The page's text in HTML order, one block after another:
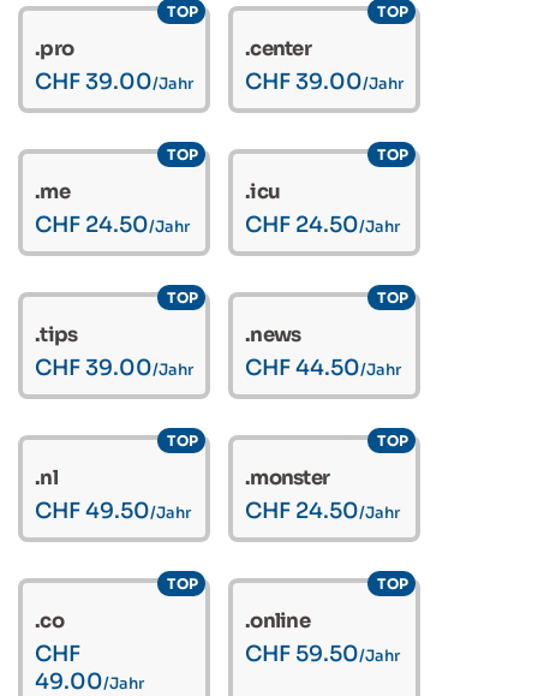
.pro
CHF 39.00/Jahr
TOP
.center
CHF 39.00/Jahr
TOP
.me
CHF 24.50/Jahr
TOP
.icu
CHF 24.50/Jahr
TOP
.tips
CHF 39.00/Jahr
TOP
.news
CHF 44.50/Jahr
TOP
.nl
CHF 49.50/Jahr
TOP
.monster
CHF 24.50/Jahr
TOP
.co
CHF
49.00/Jahr
TOP
.online
CHF 59.50/Jahr
TOP